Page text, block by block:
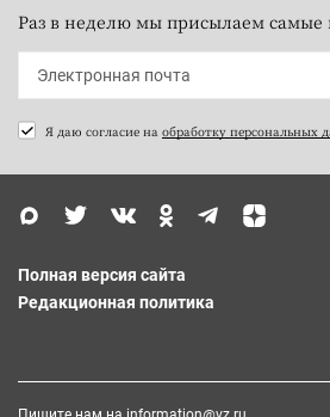
Раз в неделю мы присылаем самые
Я даю согласие на обработку персональных
Полная версия сайта
Редакционная политика